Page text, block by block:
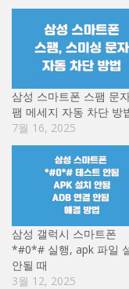
삼성 스마트폰 스팸 문
팸 메세지 자동 차단 방
7월 16, 2025
삼성 갤럭시 스마트폰
*#0*# 실행, apk 파일
안될 때
3월 12, 2025